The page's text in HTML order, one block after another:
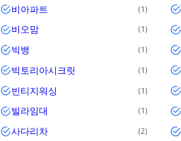
비아파트 1
비오맘 1
빅뱅 1
빅토리아시크릿 1
빈티지워싱 1
빌라임대 1
사다리차 2